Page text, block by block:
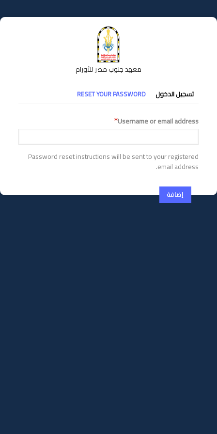
إلى
المحتوى
معهد جنوب مصر للأورام
التبويبات
الأساسية
تسجيل الدخول RESET YOUR PASSWORD
Username or email address
Password reset instructions will be sent to your registered
email address.